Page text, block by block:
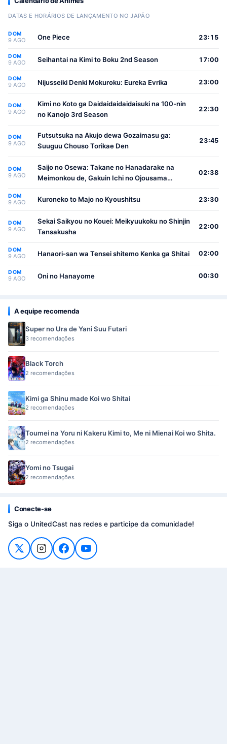
DATAS E HORÁRIOS DE LANÇAMENTO NO JAPÃO
DOM
9 AGO One Piece 23:15
DOM
9 AGO Seihantai na Kimi to Boku 2nd Season 17:00
DOM
9 AGO Nijusseiki Denki Mokuroku: Eureka Evrika 23:00
DOM
9 AGO
Kimi no Koto ga Daidaidaidaidaisuki na 100-nin
no Kanojo 3rd Season
22:30
DOM
9 AGO
Futsutsuka na Akujo dewa Gozaimasu ga:
Suuguu Chouso Torikae Den
23:45
DOM
9 AGO
Saijo no Osewa: Takane no Hanadarake na
Meimonkou de, Gakuin Ichi no Ojousama
Osewa suru Koto ni Narimashita
02:38
DOM
9 AGO Kuroneko to Majo no Kyoushitsu 23:30
DOM
9 AGO
Sekai Saikyou no Kouei: Meikyuukoku no Shinjin
Tansakusha
22:00
DOM
9 AGO Hanaori-san wa Tensei shitemo Kenka ga Shitai 02:00
DOM
9 AGO Oni no Hanayome 00:30
A equipe recomenda
Super no Ura de Yani Suu Futari
3 recomendações
Black Torch
2 recomendações
Kimi ga Shinu made Koi wo Shitai
2 recomendações
Toumei na Yoru ni Kakeru Kimi to, Me ni Mienai Koi wo Shita.
2 recomendações
Yomi no Tsugai
2 recomendações
Conecte-se
Siga o UnitedCast nas redes e participe da comunidade!